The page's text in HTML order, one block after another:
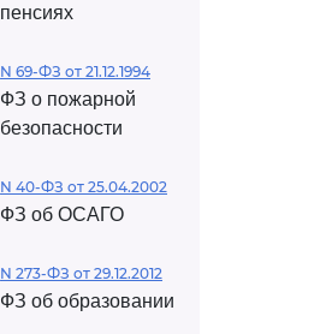
пенсиях
N 69-ФЗ от 21.12.1994
ФЗ о пожарной
безопасности
N 40-ФЗ от 25.04.2002
ФЗ об ОСАГО
N 273-ФЗ от 29.12.2012
ФЗ об образовании